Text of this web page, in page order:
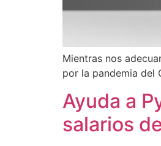
Mientras nos
por la pandemia del
Ayuda a
salarios